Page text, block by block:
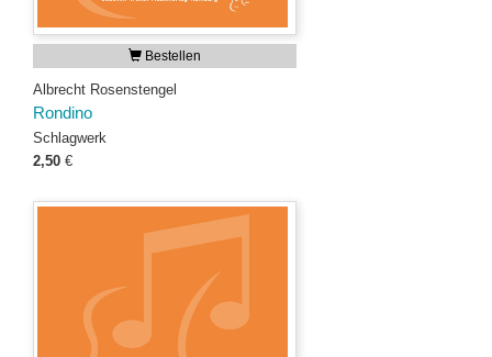
Bestellen
Albrecht Rosenstengel
Rondino
Schlagwerk
2,50 €